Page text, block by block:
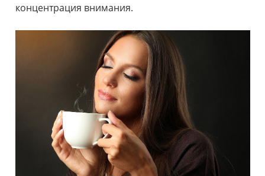
концентрация внимания.